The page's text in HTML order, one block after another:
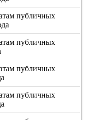
публичных
публичных
публичных
публичных